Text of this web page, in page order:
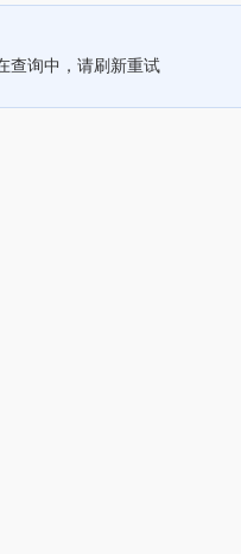
查询中，请刷新重试